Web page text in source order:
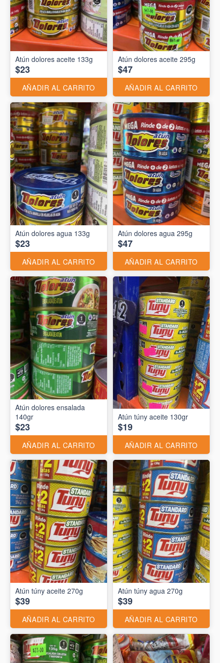
Atún dolores aceite 133g
$23
AÑADIR AL CARRITO
Atún dolores aceite 295g
$47
AÑADIR AL CARRITO
Atún dolores agua 133g
$23
AÑADIR AL CARRITO
Atún dolores agua 295g
$47
AÑADIR AL CARRITO
Atún dolores ensalada
140gr
$23
AÑADIR AL CARRITO
Atún túny aceite 130gr
$19
AÑADIR AL CARRITO
Atún túny aceite 270g
$39
AÑADIR AL CARRITO
Atún túny agua 270g
$39
AÑADIR AL CARRITO